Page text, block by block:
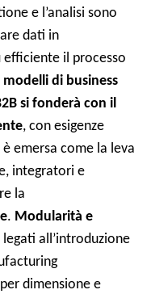
e l’analisi sono
dati in
il processo
di business
si fonderà con il
, con esigenze
emersa come la leva
integratori e
la
. Modularità e
all’introduzione
dimensione e